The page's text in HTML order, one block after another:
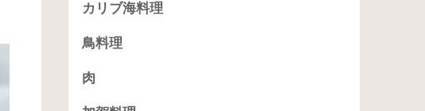
カリブ海料理
鳥料理
肉